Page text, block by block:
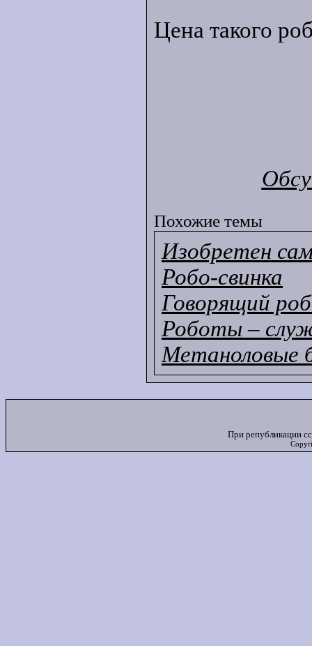
Цена такого
Похожие темы
Изобретен
Робо-свинка
Говорящий
Роботы –
Метаноловые
При републикации